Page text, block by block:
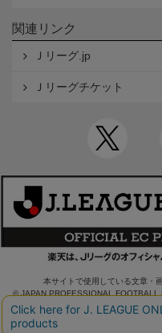
関連リンク
Ｊリーグ.jp
Ｊリーグチケット
本サイトで使用している文章・
© JAPAN PROFESSIONAL